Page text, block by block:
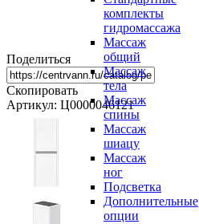
комплекты
гидромассажа
Массаж
общий
Массаж
тела
Массаж
спины
Массаж
шиацу
Массаж
ног
Подсветка
Дополнительные
опции
Поделиться
Скопировать
Артикул: Ц0000046121